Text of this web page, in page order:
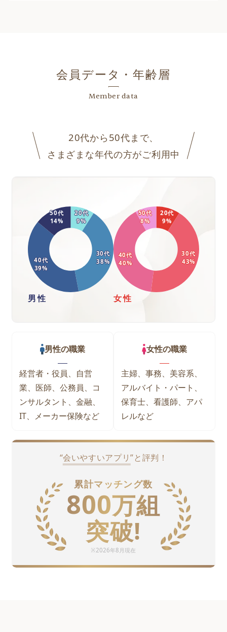
会員データ・年齢層
Member data
20代から50代まで、
さまざまな年代の方がご利用中
男性
20代
9%
30代
38%
40代
39%
50代
14%
女性
20代
9%
30代
43%
40代
40%
50代
8%
男性の職業
経営者・役員、自営
業、医師、公務員、コ
ンサルタント、金融、
IT、メーカー保険など
女性の職業
主婦、事務、美容系、
アルバイト・パート、
保育士、看護師、アパ
レルなど
“会いやすいアプリ”と評判！
累計マッチング数
800万組
突破!
※2026年8月現在